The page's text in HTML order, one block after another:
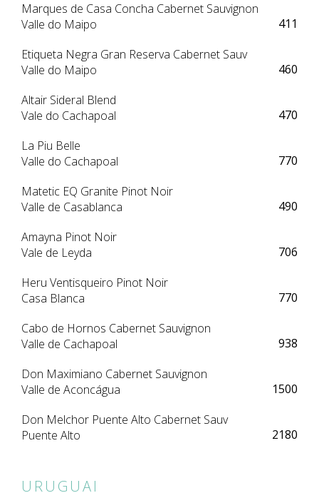
Marques de Casa Concha Cabernet Sauvignon
Valle do Maipo
411
Etiqueta Negra Gran Reserva Cabernet Sauv
Valle do Maipo
460
Altair Sideral Blend
Vale do Cachapoal
470
La Piu Belle
Valle do Cachapoal
770
Matetic EQ Granite Pinot Noir
Valle de Casablanca
490
Amayna Pinot Noir
Vale de Leyda
706
Heru Ventisqueiro Pinot Noir
Casa Blanca
770
Cabo de Hornos Cabernet Sauvignon
Valle de Cachapoal
938
Don Maximiano Cabernet Sauvignon
Valle de Aconcágua
1500
Don Melchor Puente Alto Cabernet Sauv
Puente Alto
2180
URUGUAI